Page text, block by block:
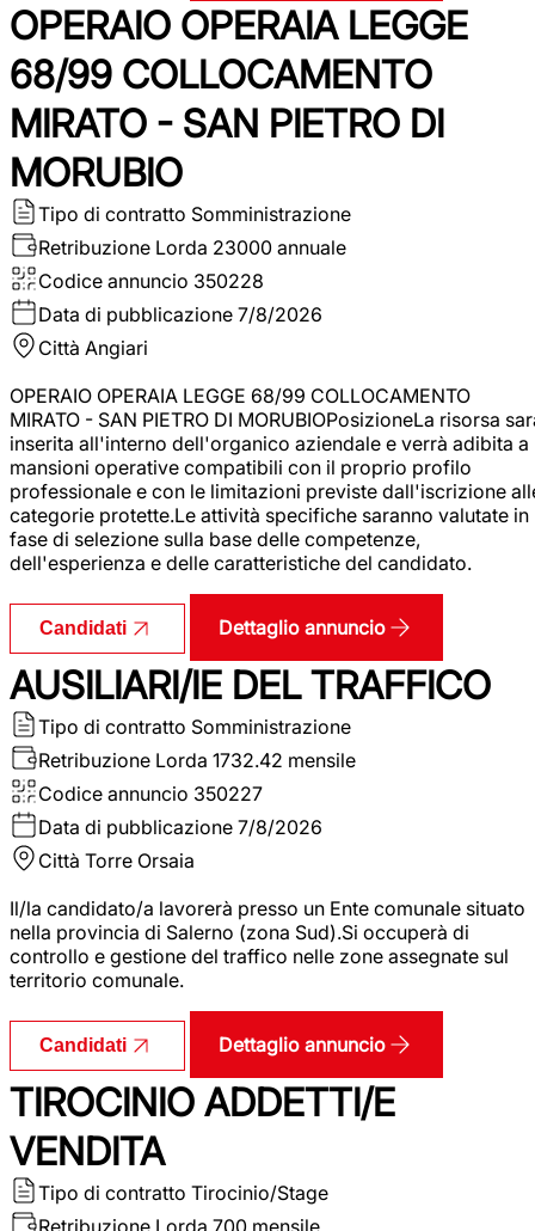
OPERAIO OPERAIA LEGGE
68/99 COLLOCAMENTO
MIRATO - SAN PIETRO DI
MORUBIO
Tipo di contratto Somministrazione
Retribuzione Lorda 23000 annuale
Codice annuncio 350228
Data di pubblicazione 7/8/2026
Città Angiari
OPERAIO OPERAIA LEGGE 68/99 COLLOCAMENTO
MIRATO - SAN PIETRO DI MORUBIOPosizioneLa risorsa
inserita all'interno dell'organico aziendale e verrà adibita a
mansioni operative compatibili con il proprio profilo
professionale e con le limitazioni previste dall'iscrizione
categorie protette.Le attività specifiche saranno valutate in
fase di selezione sulla base delle competenze,
dell'esperienza e delle caratteristiche del candidato.
Candidati Dettaglio annuncio
AUSILIARI/IE DEL TRAFFICO
Tipo di contratto Somministrazione
Retribuzione Lorda 1732.42 mensile
Codice annuncio 350227
Data di pubblicazione 7/8/2026
Città Torre Orsaia
Il/la candidato/a lavorerà presso un Ente comunale situato
nella provincia di Salerno (zona Sud).Si occuperà di
controllo e gestione del traffico nelle zone assegnate sul
territorio comunale.
Candidati Dettaglio annuncio
TIROCINIO ADDETTI/E
VENDITA
Tipo di contratto Tirocinio/Stage
Retribuzione Lorda 700 mensile